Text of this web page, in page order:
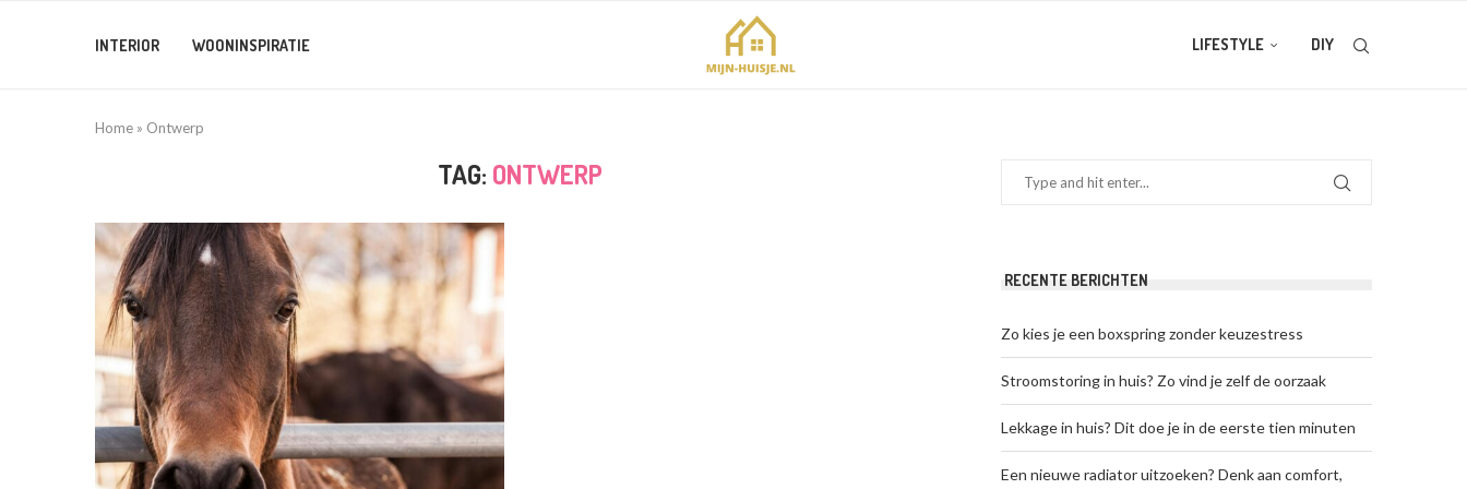
INTERIOR WOONINSPIRATIE LIFESTYLE DIY
Home » Ontwerp
TAG: ONTWERP
RECENTE BERICHTEN
Zo kies je een boxspring zonder keuzestress
Stroomstoring in huis? Zo vind je zelf de oorzaak
Lekkage in huis? Dit doe je in de eerste tien minuten
Een nieuwe radiator uitzoeken? Denk aan comfort,